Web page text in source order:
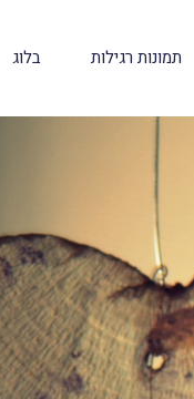
תמונות רגילות בלוג